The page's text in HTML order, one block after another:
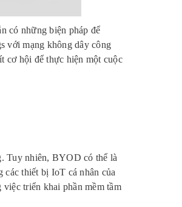
có những biện pháp để
với mạng không dây công
cơ hội để thực hiện một cuộc
Tuy nhiên, BYOD có thể là
các thiết bị IoT cá nhân của
triển khai phần mềm tầm